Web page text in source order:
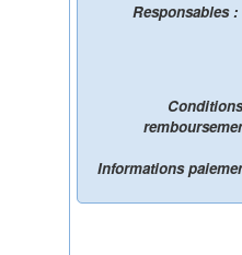
Informations